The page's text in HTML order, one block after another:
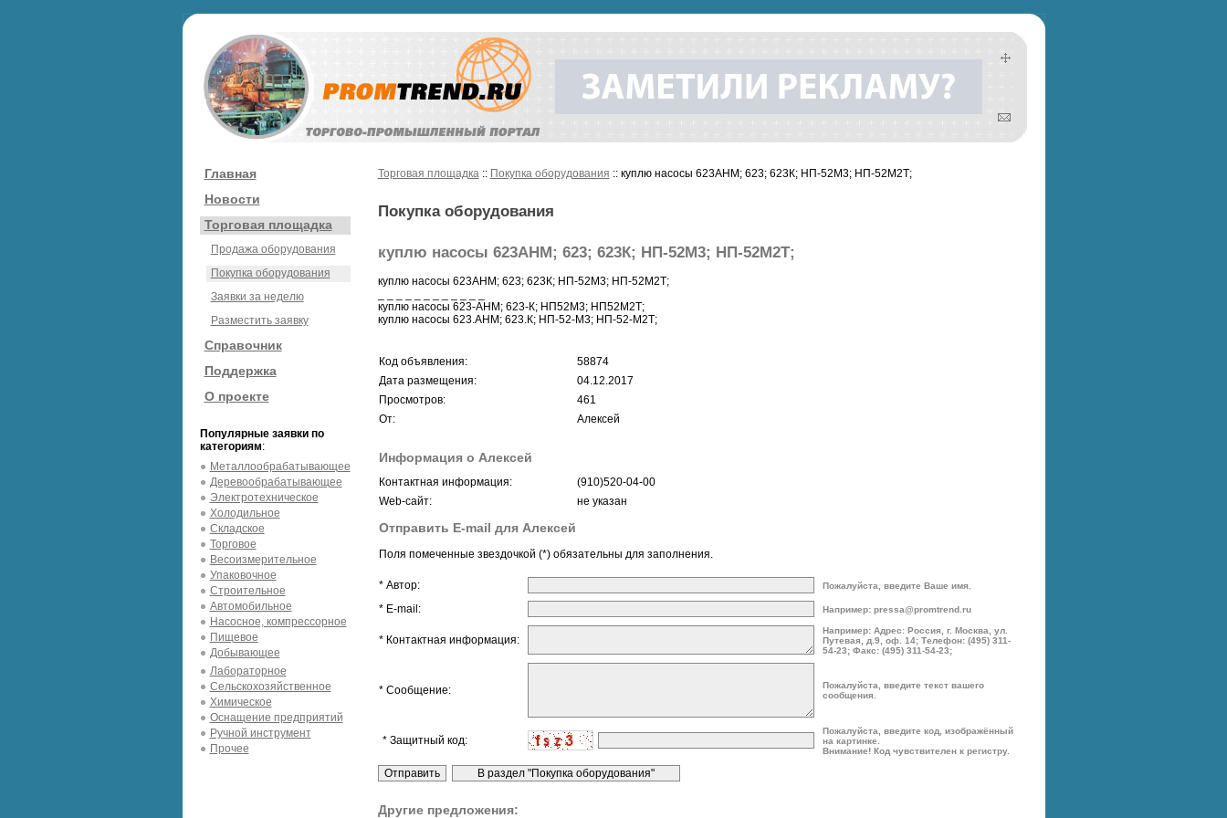
Главная
Новости
Торговая площадка
Продажа оборудования
Покупка оборудования
Заявки за неделю
Разместить заявку
Справочник
Поддержка
О проекте
Популярные заявки по
категориям:
Металлообрабатывающее
Деревообрабатывающее
Электротехническое
Холодильное
Складское
Торговое
Весоизмерительное
Упаковочное
Строительное
Автомобильное
Насосное, компрессорное
Пищевое
Добывающее
Лабораторное
Сельскохозяйственное
Химическое
Оснащение предприятий
Ручной инструмент
Прочее
Торговая площадка:: Покупка оборудования :: куплю насосы 623АНМ; 623; 623К; НП-52М3; НП-52М2Т;
Покупка оборудования
куплю насосы 623АНМ; 623; 623К; НП-52М3; НП-52М2Т;
куплю насосы 623АНМ; 623; 623К; НП-52М3; НП-52М2Т;
куплю насосы 623-АНМ; 623-К; НП52М3; НП52М2Т;
куплю насосы 623.АНМ; 623.К; НП-52-М3; НП-52-М2Т;
Код объявления:
58874
Дата размещения:
04.12.2017
Просмотров:
461
От:
Алексей
Информация о Алексей
Контактная информация:
(910)520-04-00
Web-сайт:
не указан
Отправить E-mail для Алексей
Поля помеченные звездочкой (*) обязательны для заполнения.
* Автор: Пожалуйста, введите Ваше имя.
* E-mail: Например: pressa@promtrend.ru
* Контактная информация:
Например: Адрес: Россия, г. Москва, ул.
Путевая, д.9, оф. 14; Телефон: (495) 311-
54-23; Факс: (495) 311-54-23;
* Сообщение:
Пожалуйста, введите текст вашего
сообщения.
* Защитный код:
Пожалуйста, введите код, изображённый
на картинке.
Внимание! Код чувствителен к регистру.
Другие предложения: